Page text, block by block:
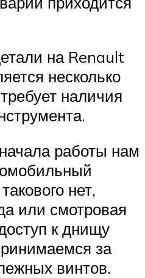
на Renault
несколько
наличия
работы нам
нет,
или смотровая
к днищу
за
винтов.